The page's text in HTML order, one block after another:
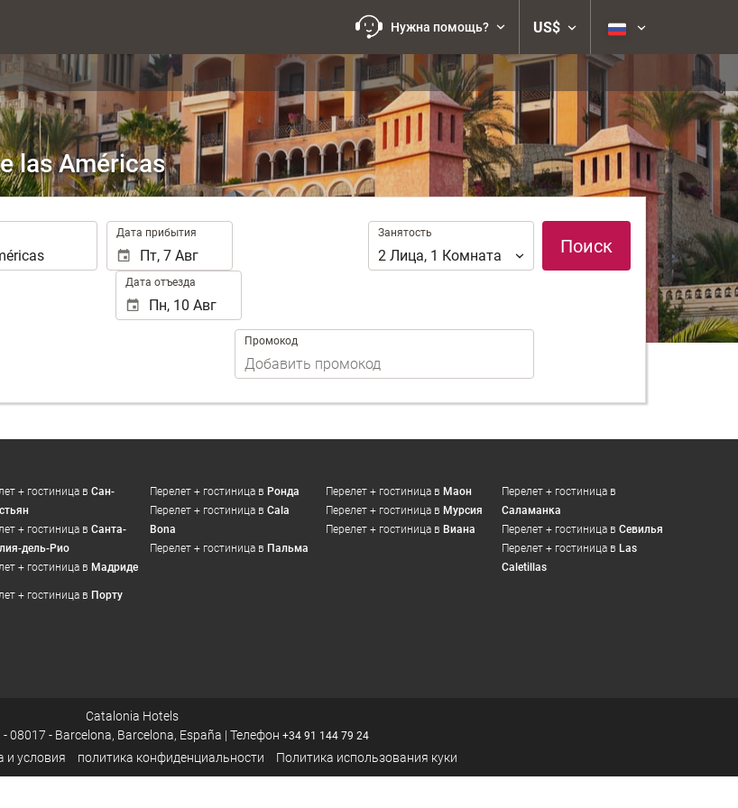
Нужна помощь? US$
las Américas
Дата прибытия
Дата отъезда
Занятость
Занятость
2 Лица, 1 Комната
Промокод
Поиск
+ гостиница в Сан-
+ гостиница в Санта-
дель-Рио
+ гостиница в Мадриде
Перелет + гостиница в Ронда
Перелет + гостиница в Cala
Bona
Перелет + гостиница в Пальма
Перелет + гостиница в Маон
Перелет + гостиница в Мурсия
Перелет + гостиница в Виана
Перелет + гостиница в
Саламанка
Перелет + гостиница в Севилья
Перелет + гостиница в Las
Caletillas
+ гостиница в Порту
Catalonia Hotels
08017 - Barcelona, Barcelona, España | Телефон +34 91 144 79 24
и условия политика конфиденциальности Политика использования куки